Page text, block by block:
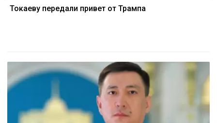
Токаеву передали привет от Трампа